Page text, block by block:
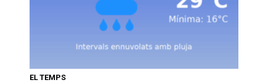
EL TEMPS